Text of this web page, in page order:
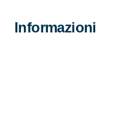
Informazioni